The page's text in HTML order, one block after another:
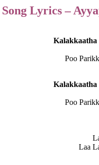
Lyrics –
Kalakkaatha
Poo
Kalakkaatha
Poo
Laa